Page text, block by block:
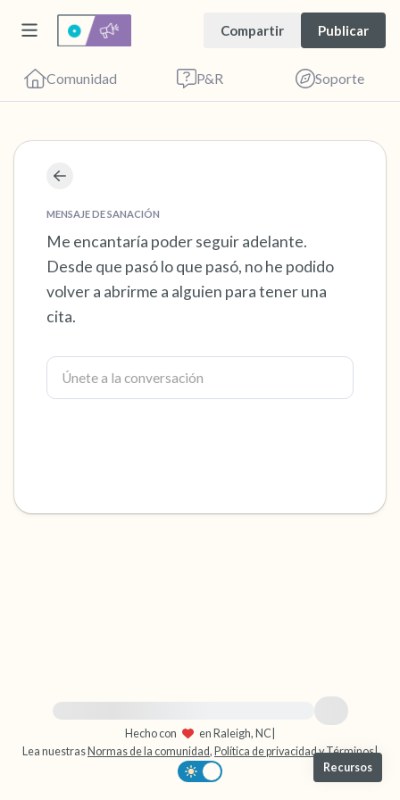
Compartir Publicar
Comunidad P&R Soporte
MENSAJE DE SANACIÓN
Me encantaría poder seguir adelante.
Desde que pasó lo que pasó, no he podido
volver a abrirme a alguien para tener una
cita.
Hecho con
en Raleigh, NC
Lea nuestras Normas de la comunidad, Política de privacidadyTérminos|
Recursos
Encuentra un lugar cómodo para sentarte.
Cierra los ojos suavemente y respira
profundamente un par de veces: inhala por la
nariz (cuenta hasta 3), exhala por la boca
(cuenta hasta 3). Ahora abre los ojos y mira a
tu alrededor. Nombra lo siguiente en voz
alta:
5 – cosas que puedes ver (puedes mirar